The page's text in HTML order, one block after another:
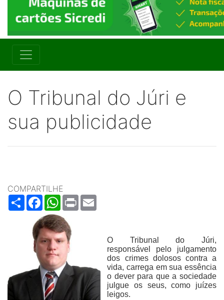
O Tribunal do Júri e
sua publicidade
COMPARTILHE
ShareFacebookWhatsApp
Print
O Tribunal do Júri,
responsável pelo julgamento
dos crimes dolosos contra a
vida, carrega em sua essência
o dever para que a sociedade
julgue os seus, como juízes
leigos.